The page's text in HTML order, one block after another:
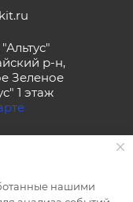
р-н,
Зеленое
1 этаж
нашими